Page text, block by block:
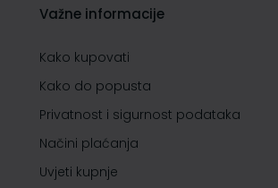
Važne informacije
Kako kupovati
Kako do popusta
Privatnost i sigurnost podataka
Načini plaćanja
Uvjeti kupnje